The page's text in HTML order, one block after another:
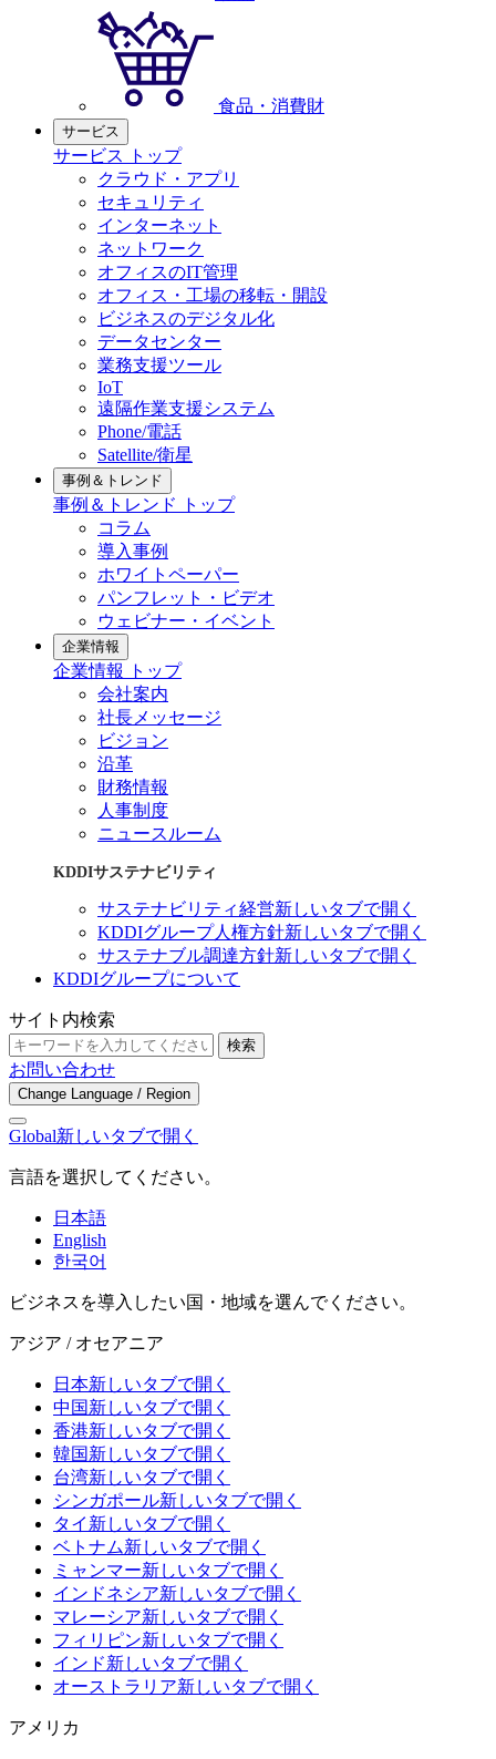
食品・消費財
サービス
サービス トップ
クラウド・アプリ
セキュリティ
インターネット
ネットワーク
オフィスのIT管理
オフィス・工場の移転・開設
ビジネスのデジタル化
データセンター
業務支援ツール
IoT
遠隔作業支援システム
Phone/電話
Satellite/衛星
事例＆トレンド
事例＆トレンド トップ
コラム
導入事例
ホワイトペーパー
パンフレット・ビデオ
ウェビナー・イベント
企業情報
企業情報 トップ
会社案内
社長メッセージ
ビジョン
沿革
財務情報
人事制度
ニュースルーム
KDDIサステナビリティ
サステナビリティ経営新しいタブで開く
KDDIグループ人権方針新しいタブで開く
サステナブル調達方針新しいタブで開く
KDDIグループについて
サイト内検索
検索
お問い合わせ
Change Language / Region
Global新しいタブで開く
言語を選択してください。
日本語
English
한국어
ビジネスを導入したい国・地域を選んでください。
アジア / オセアニア
日本新しいタブで開く
中国新しいタブで開く
香港新しいタブで開く
韓国新しいタブで開く
台湾新しいタブで開く
シンガポール新しいタブで開く
タイ 新しいタブで開く
ベトナム新しいタブで開く
ミャンマー新しいタブで開く
インドネシア新しいタブで開く
マレーシア新しいタブで開く
フィリピン新しいタブで開く
インド新しいタブで開く
オーストラリア新しいタブで開く
アメリカ